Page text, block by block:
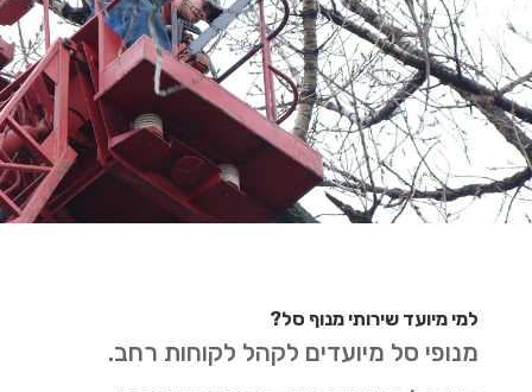
למי מיועד שירותי מנוף סל?
מנופי סל מיועדים לקהל לקוחות רחב.